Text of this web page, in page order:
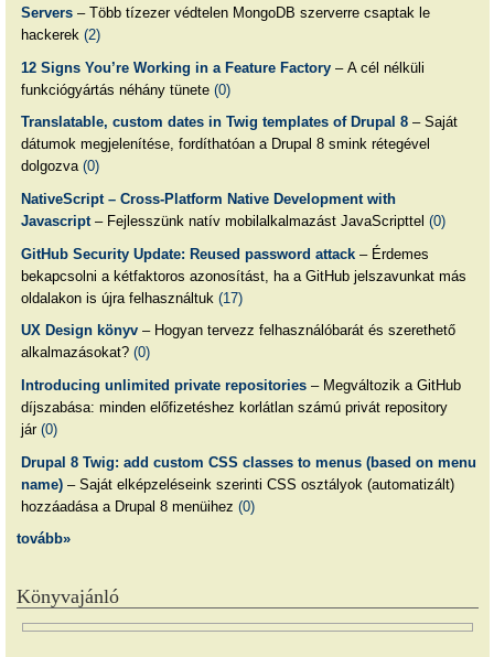
Servers– Több tízezer védtelen MongoDB szerverre csaptak le
hackerek (2)
12 Signs You’re Working in a Feature Factory– A cél nélküli
funkciógyártás néhány tünete (0)
Translatable, custom dates in Twig templates of Drupal 8– Saját
dátumok megjelenítése, fordíthatóan a Drupal 8 smink rétegével
dolgozva (0)
NativeScript – Cross-Platform Native Development with
Javascript– Fejlesszünk natív mobilalkalmazást JavaScripttel (0)
GitHub Security Update: Reused password attack– Érdemes
bekapcsolni a kétfaktoros azonosítást, ha a GitHub jelszavunkat más
oldalakon is újra felhasználtuk (17)
UX Design könyv– Hogyan tervezz felhasználóbarát és szerethető
alkalmazásokat? (0)
Introducing unlimited private repositories– Megváltozik a GitHub
díjszabása: minden előfizetéshez korlátlan számú privát repository
jár (0)
Drupal 8 Twig: add custom CSS classes to menus (based on menu
name)– Saját elképzeléseink szerinti CSS osztályok (automatizált)
hozzáadása a Drupal 8 menüihez (0)
tovább»
Könyvajánló